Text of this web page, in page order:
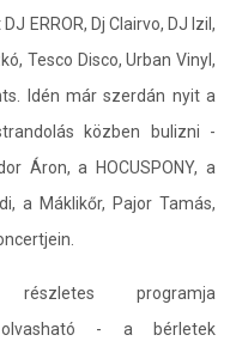
ERROR, Dj Clairvo, DJ Izil,
Tesco Disco, Urban Vinyl,
Idén már szerdán nyit a
közben bulizni -
Áron, a HOCUSPONY, a
a Máklikőr, Pajor Tamás,
programja
- a bérletek